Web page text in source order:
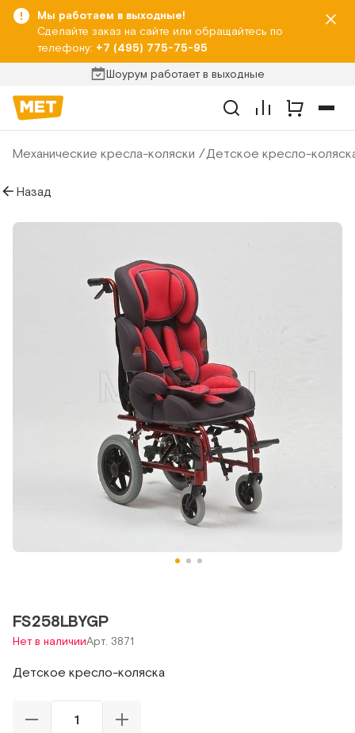
Мы работаем в выходные!
Сделайте заказ на сайте или обращайтесь по
телефону: +7 (495) 775-75-95
Шоурум работает в выходные
Механические кресла-коляски Детское кресло-
Назад
FS258LBYGP
Нет в наличииАрт. 3871
Детское кресло-коляска